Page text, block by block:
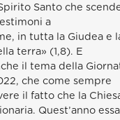
Santo che
a
in tutta la Giudea e
terra» (1,8). E
il tema della
che come sempre
il fatto che la
Quest’anno essa